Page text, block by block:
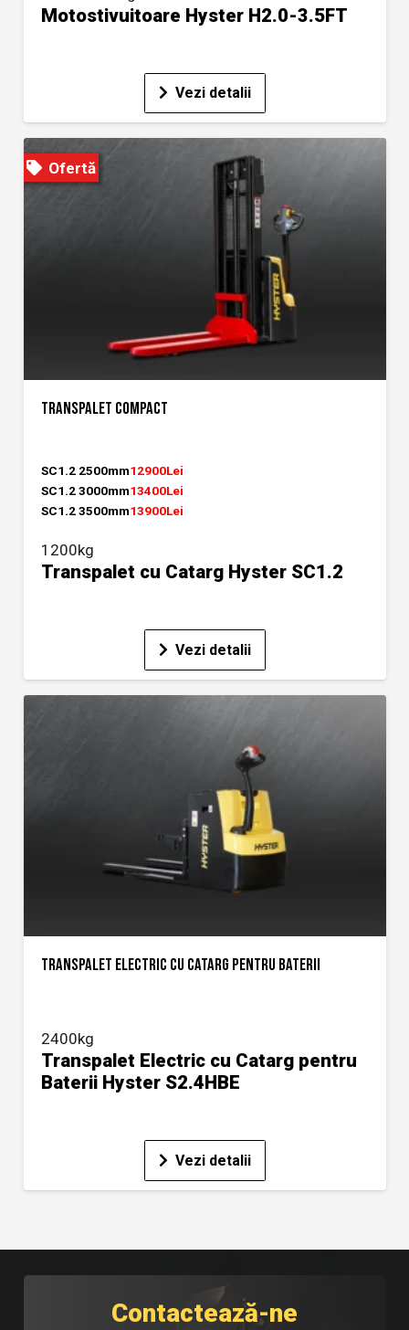
Motostivuitoare Hyster H2.0-3.5FT
Vezi detalii
Ofertă
TRANSPALET COMPACT
SC1.2 2500mm12900Lei
SC1.2 3000mm13400Lei
SC1.2 3500mm13900Lei
1200kg
Transpalet cu Catarg Hyster SC1.2
Vezi detalii
TRANSPALET ELECTRIC CU CATARG PENTRU BATERII
2400kg
Transpalet Electric cu Catarg pentru
Baterii Hyster S2.4HBE
Vezi detalii
Contactează-ne